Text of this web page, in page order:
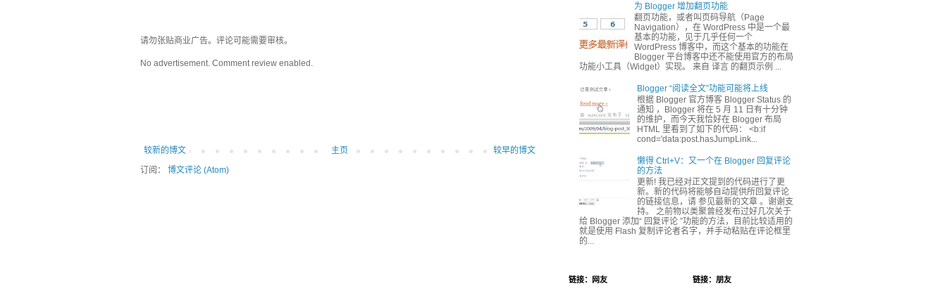
请勿张贴商业广告。评论可能需要审核。
No advertisement. Comment review enabled.
较新的博文 较早的博文
主页
订阅： 博文评论 (Atom)
为 Blogger 增加翻页功能
翻页功能，或者叫页码导航（Page
Navigation），在 WordPress 中是一个最
基本的功能，见于几乎任何一个
WordPress 博客中，而这个基本的功能在
Blogger 平台博客中还不能使用官方的布局
功能小工具（Widget）实现。 来自 译言 的翻页示例 ...
Blogger “阅读全文”功能可能将上线
根据 Blogger 官方博客 Blogger Status 的
通知 ，Blogger 将在 5 月 11 日有十分钟
的维护，而今天我恰好在 Blogger 布局
HTML 里看到了如下的代码： <b:if
cond='data:post.hasJumpLink...
懒得 Ctrl+V：又一个在 Blogger 回复评论
的方法
更新! 我已经对正文提到的代码进行了更
新。新的代码将能够自动提供所回复评论
的链接信息，请 参见最新的文章 。谢谢支
持。 之前物以类聚曾经发布过好几次关于
给 Blogger 添加“ 回复评论 ”功能的方法，目前比较适用的
就是使用 Flash 复制评论者名字，并手动粘贴在评论框里
的...
链接：网友 链接：朋友